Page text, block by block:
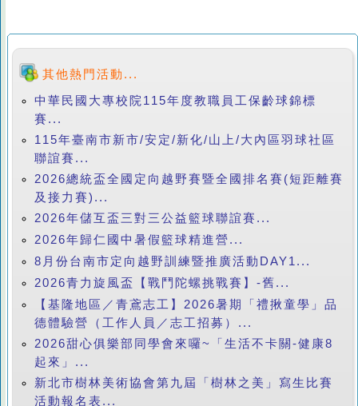
其他熱門活動...
中華民國大專校院115年度教職員工保齡球錦標
賽...
115年臺南市新市/安定/新化/山上/大內區羽球社區
聯誼賽...
2026總統盃全國定向越野賽暨全國排名賽(短距離賽
及接力賽)...
2026年儲互盃三對三公益籃球聯誼賽...
2026年歸仁國中暑假籃球精進營...
8月份台南市定向越野訓練暨推廣活動DAY1...
2026青力旋風盃【戰鬥陀螺挑戰賽】-舊...
【基隆地區／青鳶志工】2026暑期「禮揪童學」品
德體驗營（工作人員／志工招募）...
2026甜心俱樂部同學會來囉~「生活不卡關-健康8
起來」...
新北市樹林美術協會第九屆「樹林之美」寫生比賽
活動報名表...